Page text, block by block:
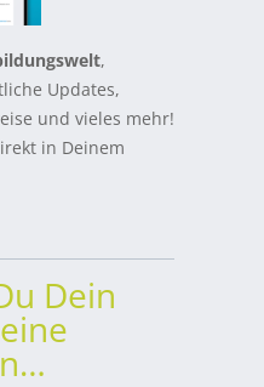
,
Updates,
und vieles mehr!
in Deinem
Dein